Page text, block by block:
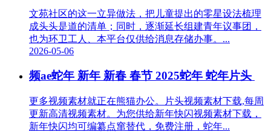
文苑社区的这一立异做法，把儿童提出的零星设法梳理
成头头是道的清单；同时，逐渐延长组建青年议事团，
也为环卫工人、本平台仅供给消息存储办事。...
2026-05-06
频ae蛇年 新年 新春 春节 2025蛇年 蛇年片头
更多视频素材就正在熊猫办公。片头视频素材下载,每周
更新高清视频素材。为您供给新年快闪视频素材下载，
新年快闪均可编纂点窜替代，免费注册，蛇年...